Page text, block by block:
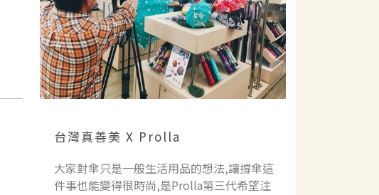
台灣真善美 X Prolla
大家對傘只是一般生活用品的想法,讓撐傘這
件事也能變得很時尚,是Prolla第三代希望注